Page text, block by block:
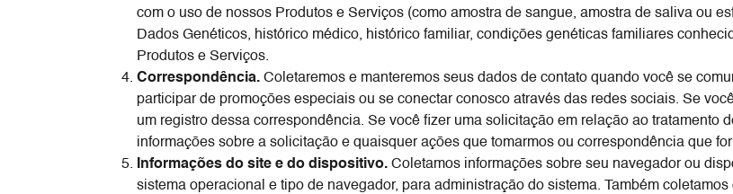
com o uso de nossos Produtos e Serviços (como amostra de sangue, amostra de saliva ou
Dados Genéticos, histórico médico, histórico familiar, condições genéticas familiares
Produtos e Serviços.
Correspondência. Coletaremos e manteremos seus dados de contato quando você se
participar de promoções especiais ou se conectar conosco através das redes sociais. Se
um registro dessa correspondência. Se você fizer uma solicitação em relação ao tratamento
informações sobre a solicitação e quaisquer ações que tomarmos ou correspondência que
Informações do site e do dispositivo. Coletamos informações sobre seu navegador ou
sistema operacional e tipo de navegador, para administração do sistema. Também